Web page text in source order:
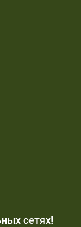
сетях!